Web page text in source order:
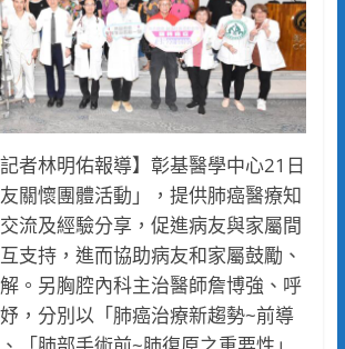
記者林明佑報導】彰基醫學中心21日
關懷團體活動」，提供肺癌醫療知
流及經驗分享，促進病友與家屬間
支持，進而協助病友和家屬鼓勵、
。另胸腔內科主治醫師詹博強、呼
，分別以「肺癌治療新趨勢~前導